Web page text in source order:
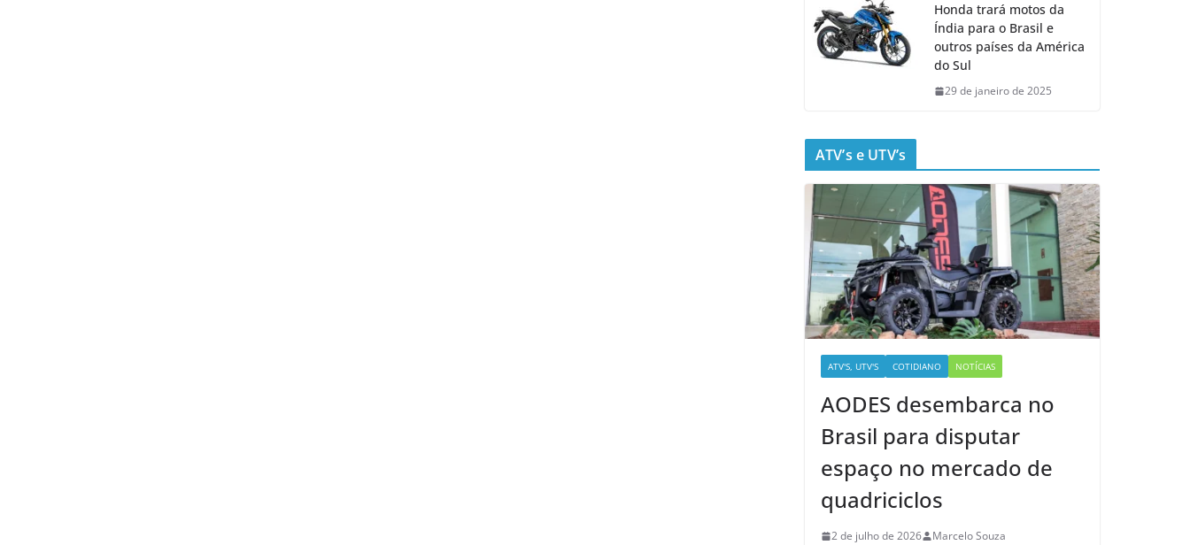
Honda trará motos da
Índia para o Brasil e
outros países da América
do Sul
29 de janeiro de 2025
ATV’s e UTV’s
ATV'S, UTV'S COTIDIANO NOTÍCIAS
AODES desembarca no
Brasil para disputar
espaço no mercado de
quadriciclos
2 de julho de 2026 Marcelo Souza